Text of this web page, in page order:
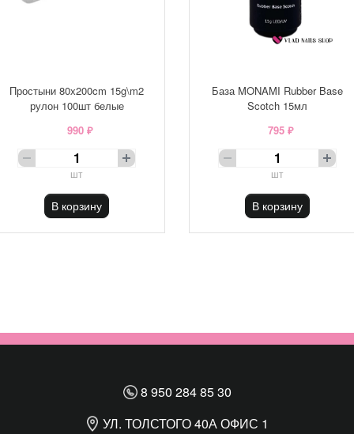
Простыни 80х200cm 15g\m2
рулон 100шт белые
990 ₽
шт
В корзину
База MONAMI Rubber Base
Scotch 15мл
795 ₽
шт
В корзину
8 950 284 85 30
УЛ. ТОЛСТОГО 40А ОФИС 1